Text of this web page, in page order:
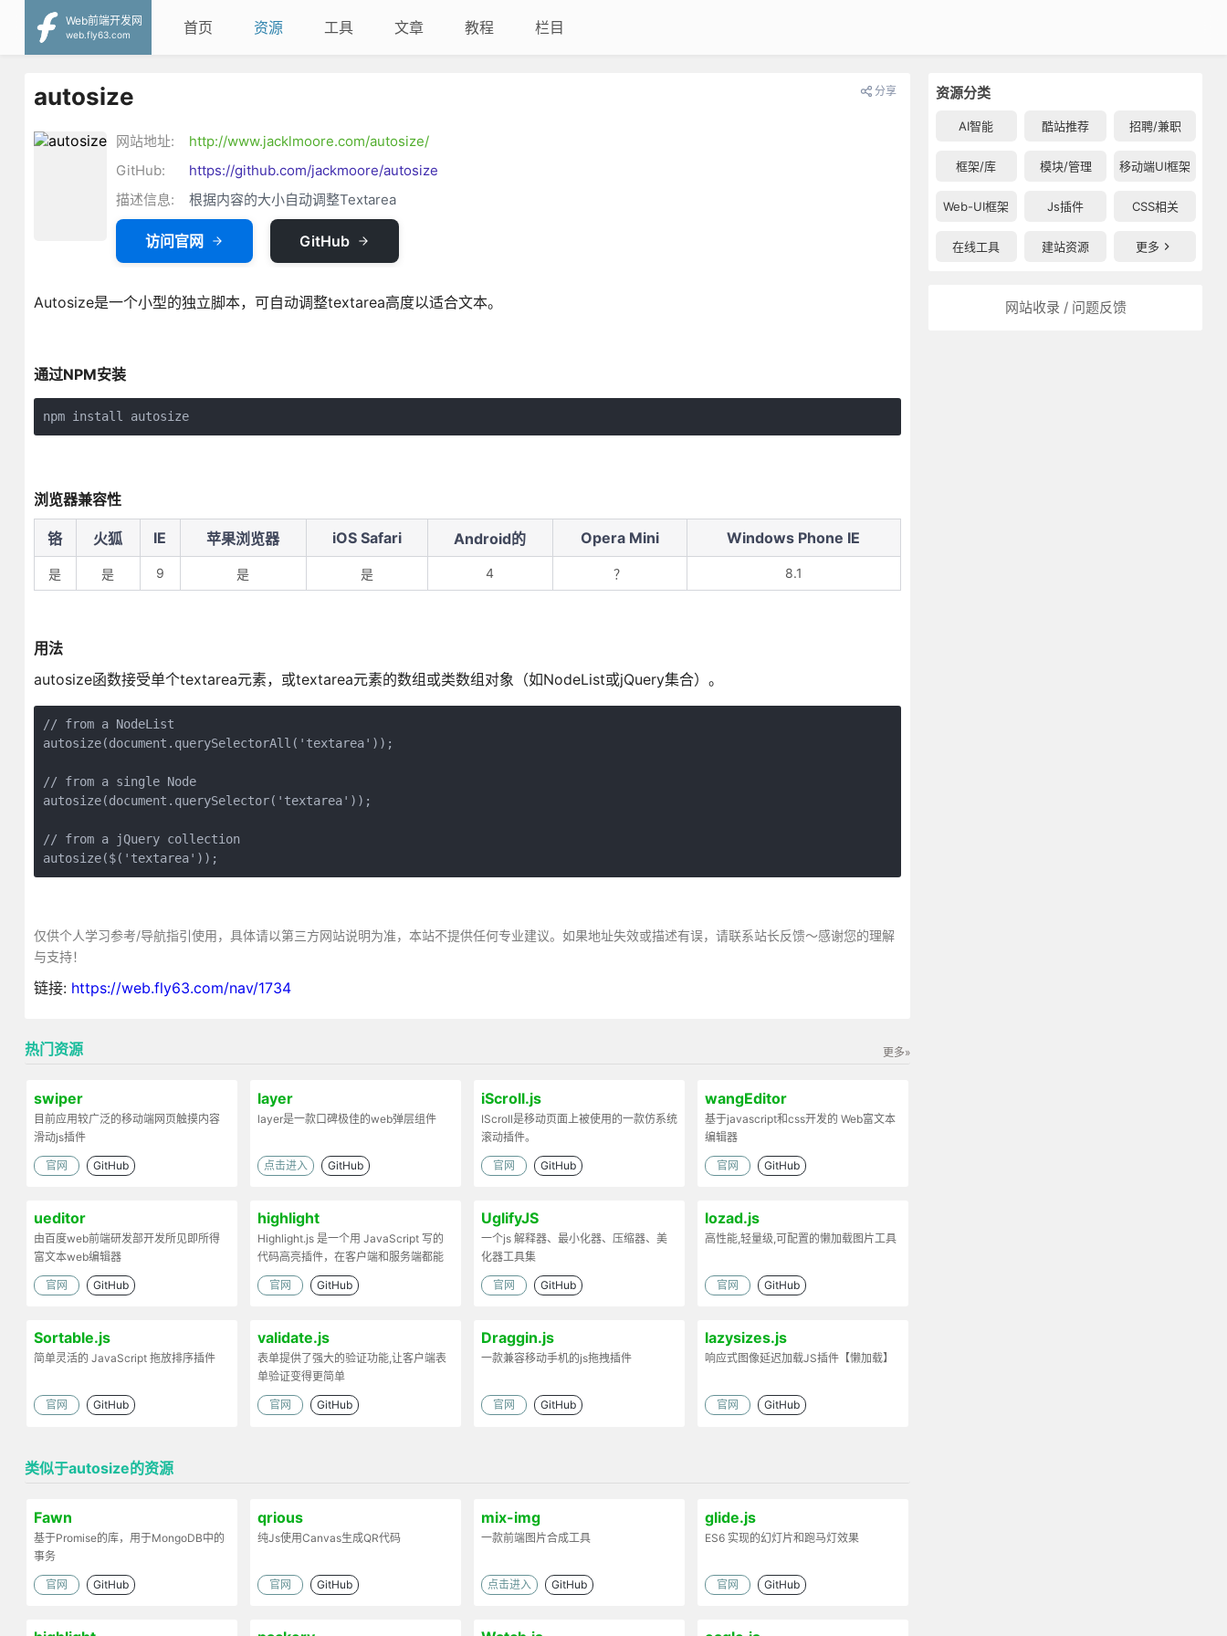
Web前端开发网
web.fly63.com
首页 资源 工具 文章 教程 栏目
资源分类
AI智能 酷站推荐 招聘/兼职
框架/库 模块/管理 移动端UI框架
Web-UI框架 Js插件 CSS相关
在线工具 建站资源 更多
网站收录 / 问题反馈
autosize 分享
网站地址:
http://www.jacklmoore.com/autosize/
GitHub:
https://github.com/jackmoore/autosize
描述信息:
根据内容的大小自动调整Textarea
访问官网 GitHub
Autosize是一个小型的独立脚本，可自动调整textarea高度以适合文本。
通过NPM安装
npm install autosize
浏览器兼容性
铬 火狐 IE 苹果浏览器 iOS Safari Android的 Opera Mini Windows Phone IE
是 是 9 是 是 4 ？ 8.1
用法
autosize函数接受单个textarea元素，或textarea元素的数组或类数组对象（如NodeList或jQuery集合）。
// from a NodeList
autosize(document.querySelectorAll('textarea'));
// from a single Node
autosize(document.querySelector('textarea'));
// from a jQuery collection
autosize($('textarea'));
仅供个人学习参考/导航指引使用，具体请以第三方网站说明为准，本站不提供任何专业建议。如果地址失效或描述有误，请联系站长反馈～感谢您的理解
与支持！
链接: https://web.fly63.com/nav/1734
更多»
热门资源
swiper
目前应用较广泛的移动端网页触摸内容
滑动js插件
官网 GitHub
layer
layer是一款口碑极佳的web弹层组件
点击进入 GitHub
iScroll.js
IScroll是移动页面上被使用的一款仿系统
滚动插件。
官网 GitHub
wangEditor
基于javascript和css开发的 Web富文本
编辑器
官网 GitHub
ueditor
由百度web前端研发部开发所见即所得
富文本web编辑器
官网 GitHub
highlight
Highlight.js 是一个用 JavaScript 写的
代码高亮插件，在客户端和服务端都能
工作。
官网 GitHub
UglifyJS
一个js 解释器、最小化器、压缩器、美
化器工具集
官网 GitHub
lozad.js
高性能,轻量级,可配置的懒加载图片工具
官网 GitHub
Sortable.js
简单灵活的 JavaScript 拖放排序插件
官网 GitHub
validate.js
表单提供了强大的验证功能,让客户端表
单验证变得更简单
官网 GitHub
Draggin.js
一款兼容移动手机的js拖拽插件
官网 GitHub
lazysizes.js
响应式图像延迟加载JS插件【懒加载】
官网 GitHub
类似于autosize的资源
Fawn
基于Promise的库，用于MongoDB中的
事务
官网 GitHub
qrious
纯Js使用Canvas生成QR代码
官网 GitHub
mix-img
一款前端图片合成工具
点击进入 GitHub
glide.js
ES6 实现的幻灯片和跑马灯效果
官网 GitHub